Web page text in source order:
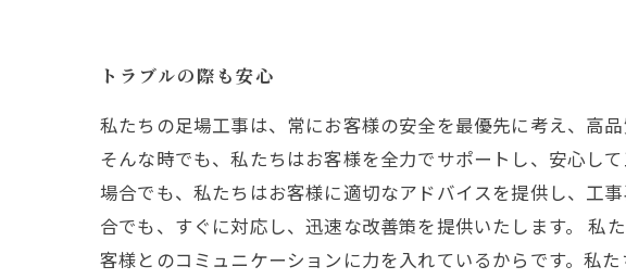
トラブルの際も安心
私たちの足場工事は、常にお客様の安全を最優先に考え、高
そんな時でも、私たちはお客様を全力でサポートし、安心し
場合でも、私たちはお客様に適切なアドバイスを提供し、工
合でも、すぐに対応し、迅速な改善策を提供いたします。 私
客様とのコミュニケーションに力を入れているからです。私